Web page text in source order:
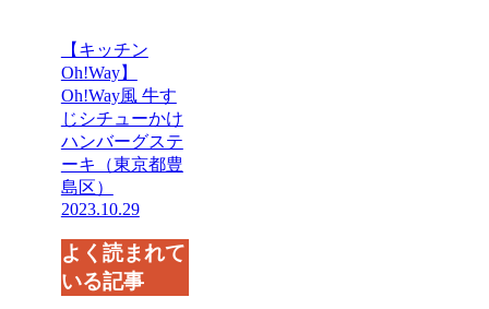
【キッチン
Oh!Way】
Oh!Way風 牛す
じシチューかけ
ハンバーグステ
ーキ（東京都豊
島区）
2023.10.29
よく読まれて
いる記事